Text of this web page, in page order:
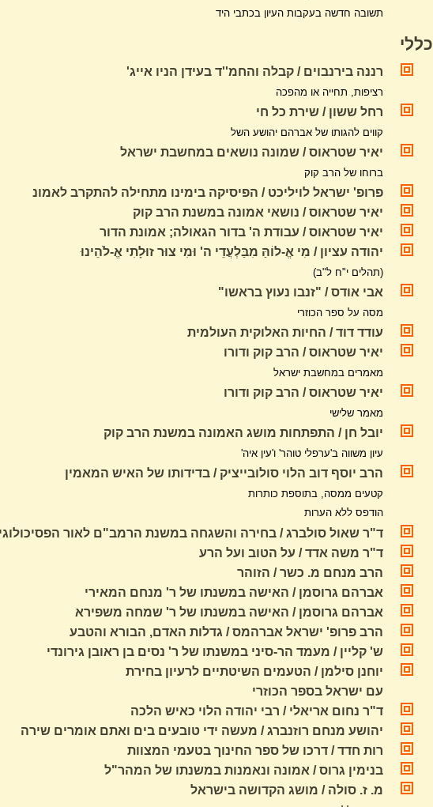
תשובה חדשה בעקבות העיון בכתבי היד
כללי
רננה בירנבוים / קבלה והחמ''ד בעידן הניו אייג'
רציפות, תחייה או מהפכה
רחל ששון / שירת כל חי
קווים להגותו של אברהם יהושע השל
יאיר שטראוס / שמונה נושאים במחשבת ישראל
ברוחו של הרב קוק
פרופ' ישראל לויליכט / הפיסיקה בימינו מתחילה להתקרב לאמונ
יאיר שטראוס / נושאי אמונה במשנת הרב קוק
יאיר שטראוס / עבודת ה' בדור הגאולה; אמונת הדור
יהודה עציון / מִי אֱ-לוֹהַּ מִבַּלְעֲדֵי ה' וּמִי צוּר זוּלָתִי אֱ-לֹהֵינוּ
(תהלים י"ח ל"ב)
אבי אודס / "זנבו נעוץ בראשו"
מסה על ספר הכוזרי
עודד דוד / החיות האלוקית העולמית
יאיר שטראוס / הרב קוק ודורו
מאמרים במחשבת ישראל
יאיר שטראוס / הרב קוק ודורו
מאמר שלישי
יובל חן / התפתחות מושג האמונה במשנת הרב קוק
עיון משווה ב'ערפלי טוהר' ו'עין איה'
הרב יוסף דוב הלוי סולובייציק / בדידותו של האיש המאמין
קטעים ממסה, בתוספת כותרות
הודפס ללא הערות
ד"ר שאול סולברג / בחירה והשגחה במשנת הרמב"ם לאור
ד"ר משה אדד / על הטוב ועל הרע
הרב מנחם מ. כשר / הזוהר
אברהם גרוסמן / האישה במשנתו של ר' מנחם המאירי
אברהם גרוסמן / האישה במשנתו של ר' שמחה משפירא
הרב פרופ' ישראל אברהמס / גדלות האדם, הבורא והטבע
ש' קליין / מעמד הר-סיני במשנתו של ר' נסים בן ראובן גירונדי
יוחנן סילמן / הטעמים השיטתיים לרעיון בחירת
עם ישראל בספר הכוזרי
ד"ר נחום אריאלי / רבי יהודה הלוי כאיש הלכה
יהושע מנחם רוזנברג / מעשה ידי טובעים בים ואתם אומרים שירה
רות חדד / דרכו של ספר החינוך בטעמי המצוות
בנימין גרוס / אמונה ונאמנות במשנתו של המהר"ל
מ. ז. סולה / מושג הקדושה בישראל